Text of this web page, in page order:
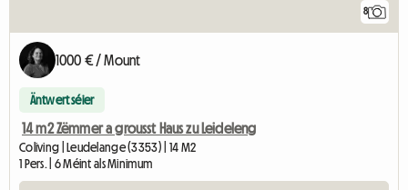
8
1000 € / Mount
Äntwert séier
14 m2 Zëmmer a grousst Haus zu Leideleng
Coliving | Leudelange (3353) | 14 M2
1 Pers. | 6 Méint als Minimum